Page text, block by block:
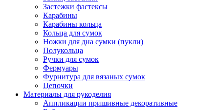
Застежки фастексы
Карабины
Карабины кольца
Кольца для сумок
Ножки для дна сумки (пукли)
Полукольца
Ручки для сумок
Фермуары
Фурнитура для вязаных сумок
Цепочки
Материалы для рукоделия
Аппликации пришивные декоративные